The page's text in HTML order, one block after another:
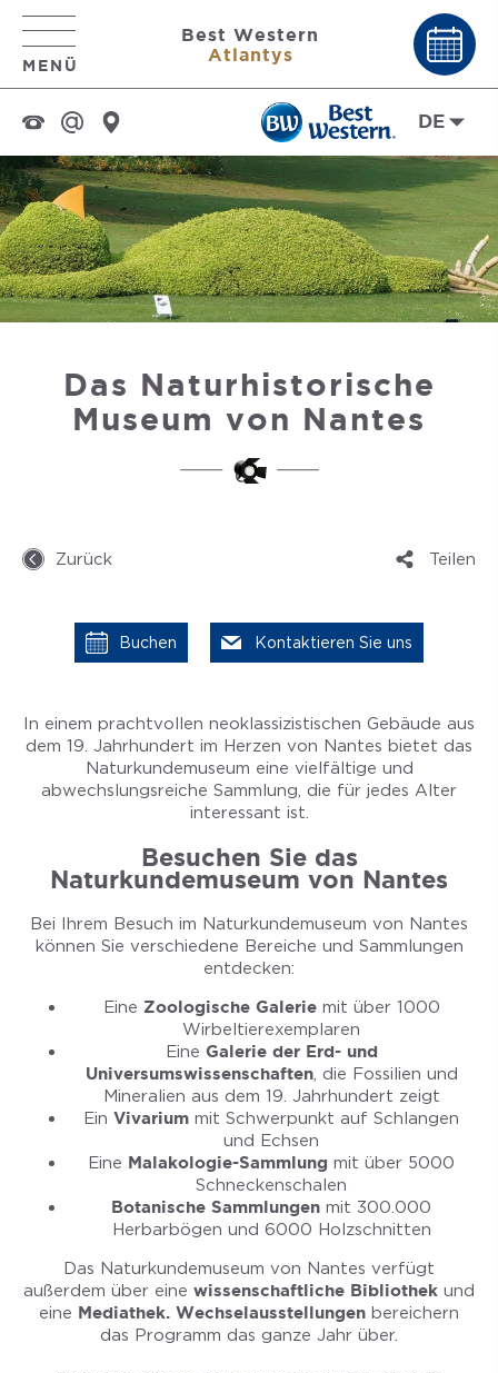
MENÜ
Best Western
Atlantys
DE
Das Naturhistorische
Museum von Nantes
Zurück Teilen
Buchen Kontaktieren Sie uns
In einem prachtvollen neoklassizistischen Gebäude aus
dem 19. Jahrhundert im Herzen von Nantes bietet das
Naturkundemuseum eine vielfältige und
abwechslungsreiche Sammlung, die für jedes Alter
interessant ist.
Besuchen Sie das
Naturkundemuseum von Nantes
Bei Ihrem Besuch im Naturkundemuseum von Nantes
können Sie verschiedene Bereiche und Sammlungen
entdecken:
Eine Zoologische Galeriemit über 1000
Wirbeltierexemplaren
Eine Galerie der Erd- und
Universumswissenschaften, die Fossilien und
Mineralien aus dem 19. Jahrhundert zeigt
Ein Vivarium mit Schwerpunkt auf Schlangen
und Echsen
Eine Malakologie-Sammlung mit über 5000
Schneckenschalen
Botanische Sammlungen mit 300.000
Herbarbögen und 6000 Holzschnitten
Das Naturkundemuseum von Nantes verfügt
außerdem über eine wissenschaftliche Bibliothek und
eine Mediathek. Wechselausstellungen bereichern
das Programm das ganze Jahr über.